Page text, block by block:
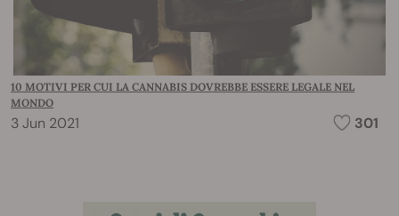
10 MOTIVI PER CUI LA CANNABIS DOVREBBE ESSERE LEGALE NEL
MONDO
3 Jun 2021 301